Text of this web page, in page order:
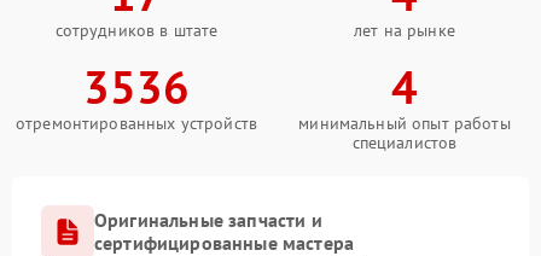
сотрудников в штате лет на рынке
3536
отремонтированных устройств
4
минимальный опыт работы
специалистов
Оригинальные запчасти и
сертифицированные мастера